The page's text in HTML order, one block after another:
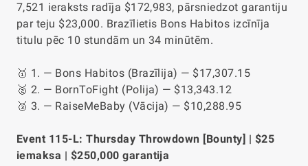
7,521 ieraksts radīja $172,983, pārsniedzot garantiju
par teju $23,000. Brazīlietis Bons Habitos izcīnīja
titulu pēc 10 stundām un 34 minūtēm.
🥇 1. — Bons Habitos (Brazīlija) — $17,307.15
🥈 2. — BornToFight (Polija) — $13,343.12
🥉 3. — RaiseMeBaby (Vācija) — $10,288.95
Event 115-L: Thursday Throwdown [Bounty] | $25
iemaksa | $250,000 garantija